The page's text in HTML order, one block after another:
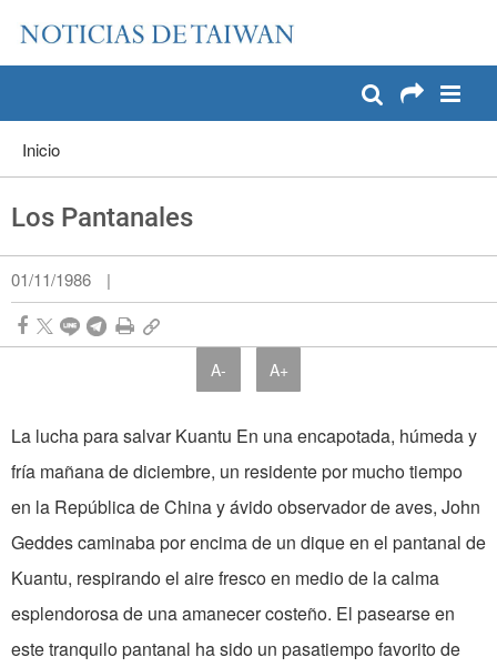
Pase a contenido principal
Inicio
Los Pantanales
01/11/1986 |
A- A+
La lucha para salvar Kuantu En una encapotada, húmeda y
fría mañana de diciembre, un residente por mucho tiempo
en la República de China y ávido observador de aves, John
Geddes caminaba por encima de un dique en el pantanal de
Kuantu, respirando el aire fresco en medio de la calma
esplendorosa de una amanecer costeño. El pasearse en
este tranquilo pantanal ha sido un pasatiempo favorito de